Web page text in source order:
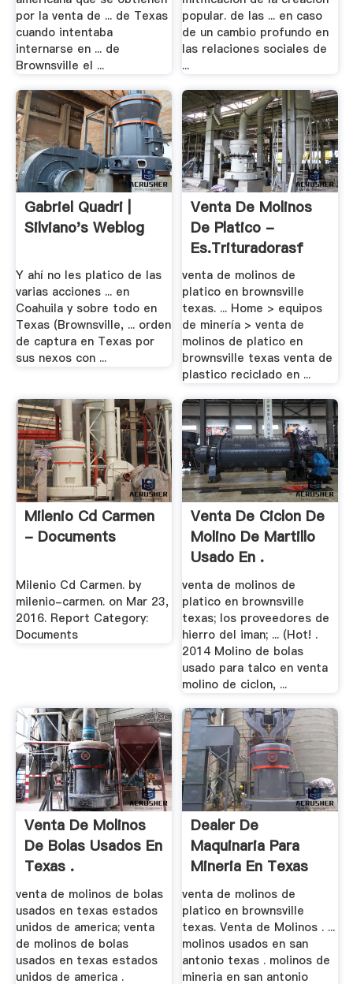
por la venta de ... de Texas
cuando intentaba
internarse en ... de
Brownsville el ...
popular. de las ... en caso
de un cambio profundo en
las relaciones sociales de
...
Gabriel Quadri |
Silviano's Weblog
Y ahí no les platico de las
varias acciones ... en
Coahuila y sobre todo en
Texas (Brownsville, ... orden
de captura en Texas por
sus nexos con ...
Venta De Molinos
De Platico -
Es.trituradorasf
venta de molinos de
platico en brownsville
texas. ... Home > equipos
de minería > venta de
molinos de platico en
brownsville texas venta de
plastico reciclado en ...
Milenio Cd Carmen
- Documents
Milenio Cd Carmen. by
milenio-carmen. on Mar 23,
2016. Report Category:
Documents
Venta De Ciclon De
Molino De Martillo
Usado En .
venta de molinos de
platico en brownsville
texas; los proveedores de
hierro del iman; ... (Hot! .
2014 Molino de bolas
usado para talco en venta
molino de ciclon, ...
Venta De Molinos
De Bolas Usados En
Texas .
venta de molinos de bolas
usados en texas estados
unidos de america; venta
de molinos de bolas
usados en texas estados
unidos de america .
Dealer De
Maquinaria Para
Mineria En Texas
venta de molinos de
platico en brownsville
texas. Venta de Molinos . ...
molinos usados en san
antonio texas . molinos de
mineria en san antonio